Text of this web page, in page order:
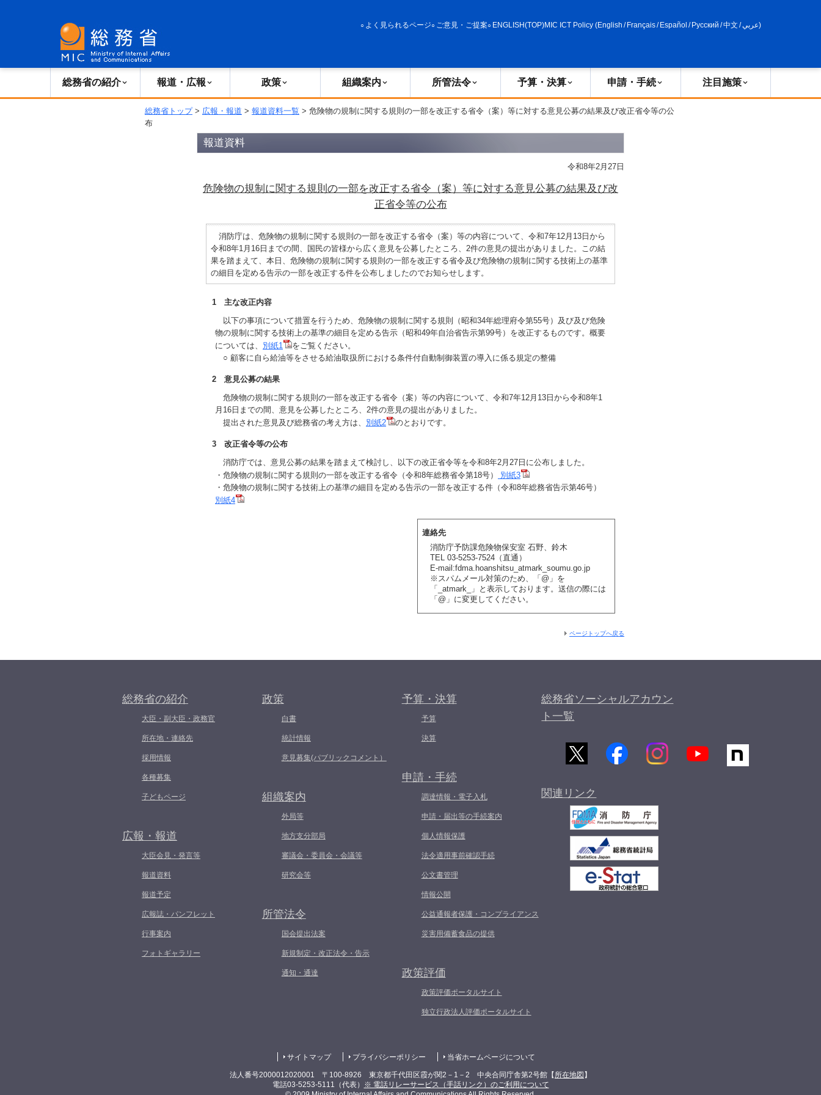
よく見られるページ ご意見・ご提案 ENGLISH(TOP)MIC ICT Policy (English / Français/ Español / Русский /中文 /عربي)
総務省の紹介 報道・広報 政策 組織案内 所管法令 予算・決算 申請・手続 注目施策
総務省トップ> 広報・報道 > 報道資料一覧 > 危険物の規制に関する規則の一部を改正する省令（案）等に対する意見公募の結果及び改正省令等の公
布
報道資料
令和8年2月27日
危険物の規制に関する規則の一部を改正する省令（案）等に対する意見公募の結果及び改
正省令等の公布
消防庁は、危険物の規制に関する規則の一部を改正する省令（案）等の内容について、令和7年12月13日から
令和8年1月16日までの間、国民の皆様から広く意見を公募したところ、2件の意見の提出がありました。この結
果を踏まえて、本日、危険物の規制に関する規則の一部を改正する省令及び危険物の規制に関する技術上の基準
の細目を定める告示の一部を改正する件を公布しましたのでお知らせします。
1 主な改正内容
以下の事項について措置を行うため、危険物の規制に関する規則（昭和34年総理府令第55号）及び及び危険
物の規制に関する技術上の基準の細目を定める告示（昭和49年自治省告示第99号）を改正するものです。概要
については、 別紙1
をご覧ください。
○ 顧客に自ら給油等をさせる給油取扱所における条件付自動制御装置の導入に係る規定の整備
2 意見公募の結果
危険物の規制に関する規則の一部を改正する省令（案）等の内容について、令和7年12月13日から令和8年1
月16日までの間、意見を公募したところ、2件の意見の提出がありました。
提出された意見及び総務省の考え方は、 別紙2 のとおりです。
3 改正省令等の公布
消防庁では、意見公募の結果を踏まえて検討し、以下の改正省令等を令和8年2月27日に公布しました。
・危険物の規制に関する規則の一部を改正する省令（令和8年総務省令第18号）
別紙3
・危険物の規制に関する技術上の基準の細目を定める告示の一部を改正する件（令和8年総務省告示第46号）
別紙4
連絡先
消防庁予防課危険物保安室 石野、鈴木
TEL 03-5253-7524（直通）
E-mail:fdma.hoanshitsu_atmark_soumu.go.jp
※スパムメール対策のため、「@」を
「_atmark_」と表示しております。送信の際には
「@」に変更してください。
ページトップへ戻る
総務省の紹介
大臣・副大臣・政務官
所在地・連絡先
採用情報
各種募集
子どもページ
広報・報道
大臣会見・発言等
報道資料
報道予定
広報誌・パンフレット
行事案内
フォトギャラリー
政策
白書
統計情報
意見募集(パブリックコメント）
組織案内
外局等
地方支分部局
審議会・委員会・会議等
研究会等
所管法令
国会提出法案
新規制定・改正法令・告示
通知・通達
予算・決算
予算
決算
申請・手続
調達情報・電子入札
申請・届出等の手続案内
個人情報保護
法令適用事前確認手続
公文書管理
情報公開
公益通報者保護・コンプライアンス
災害用備蓄食品の提供
政策評価
政策評価ポータルサイト
独立行政法人評価ポータルサイト
総務省ソーシャルアカウン
ト一覧
関連リンク
サイトマップ プライバシーポリシー 当省ホームページについて
法人番号2000012020001 〒100-8926 東京都千代田区霞が関2－1－2 中央合同庁舎第2号館【 所在地図 】
電話03-5253-5111（代表）
※ 電話リレーサービス（手話リンク）のご利用について